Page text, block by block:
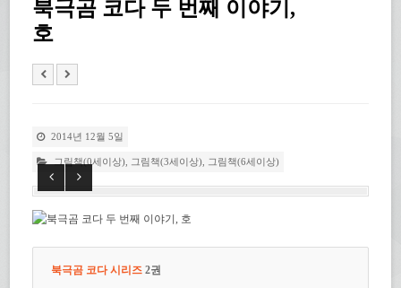
북극곰 코다 두 번째 이야기,
호
2014년 12월 5일
그림책(0세이상) 그림책(3세이상) 그림책(6세이상)
북극곰 코다 시리즈 2권